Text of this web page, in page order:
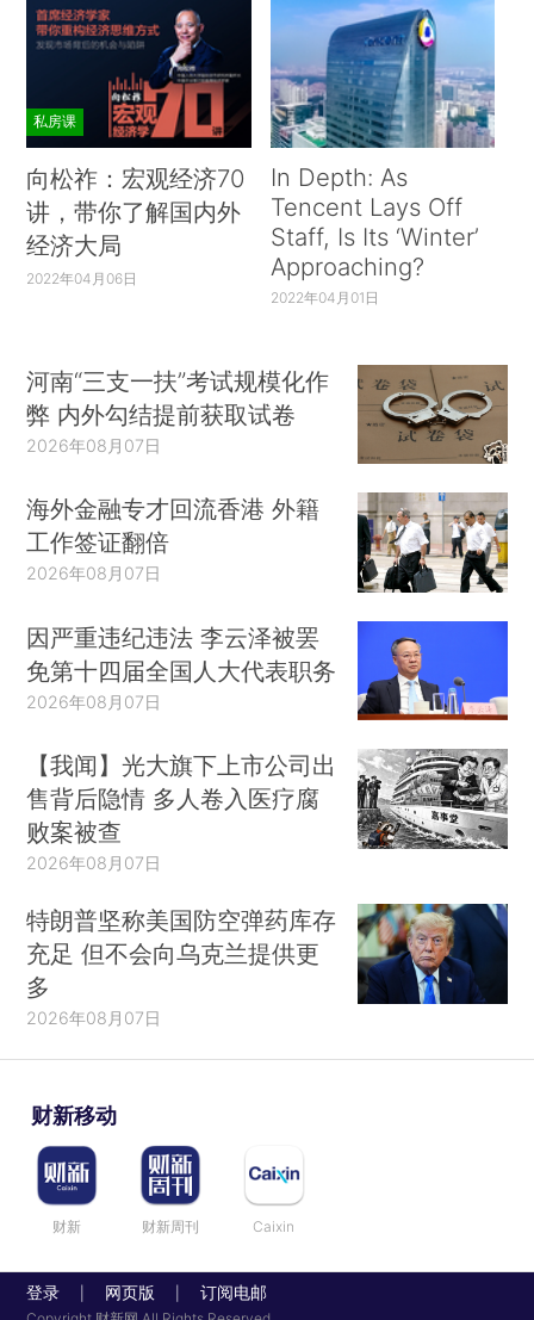
私房课
向松祚：宏观经济70
讲，带你了解国内外
经济大局
2022年04月06日
In Depth: As
Tencent Lays Off
Staff, Is Its ‘Winter’
Approaching?
2022年04月01日
河南“三支一扶”考试规模化作
弊 内外勾结提前获取试卷
2026年08月07日
海外金融专才回流香港 外籍
工作签证翻倍
2026年08月07日
因严重违纪违法 李云泽被罢
免第十四届全国人大代表职务
2026年08月07日
【我闻】光大旗下上市公司出
售背后隐情 多人卷入医疗腐
败案被查
2026年08月07日
特朗普坚称美国防空弹药库存
充足 但不会向乌克兰提供更
多
2026年08月07日
财新移动
财新 财新周刊 Caixin
登录 网页版 订阅电邮